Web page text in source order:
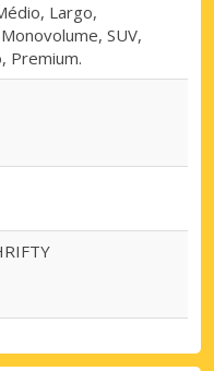
Largo,
SUV,
Premium.